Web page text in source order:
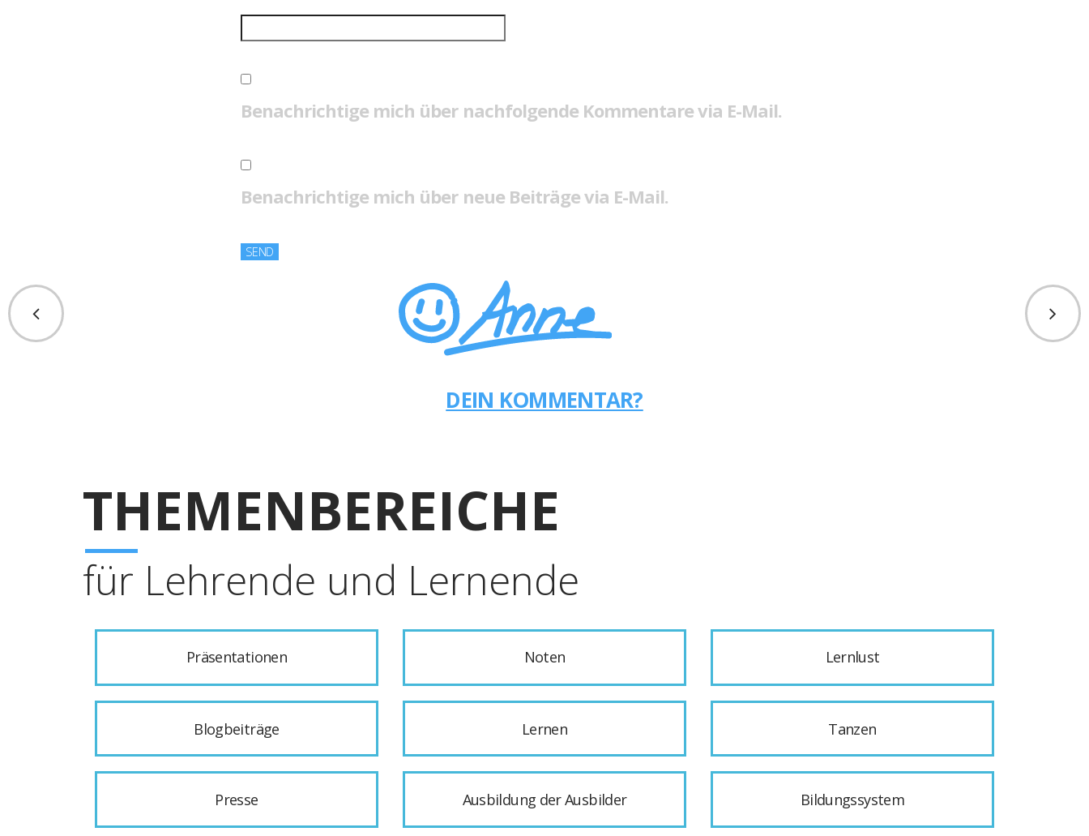
Benachrichtige mich über nachfolgende Kommentare via E-Mail.
Benachrichtige mich über neue Beiträge via E-Mail.
DEIN KOMMENTAR?
THEMENBEREICHE
für Lehrende und Lernende
Präsentationen Noten Lernlust
Blogbeiträge Lernen Tanzen
Presse Ausbildung der Ausbilder Bildungssystem